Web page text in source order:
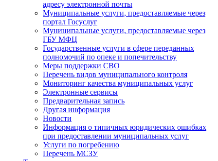
адресу электронной почты
Муниципальные услуги, предоставляемые через
портал Госуслуг
Муниципальные услуги, предоставляемые через
ГБУ МФЦ
Государственные услуги в сфере переданных
полномочий по опеке и попечительству
Меры поддержки СВО
Перечень видов муниципального контроля
Мониторинг качества муниципальных услуг
Электронные сервисы
Предварительная запись
Другая информация
Новости
Информация о типичных юридических ошибках
при предоставлении муниципальных услуг
Услуги по погребению
Перечень МСЗУ